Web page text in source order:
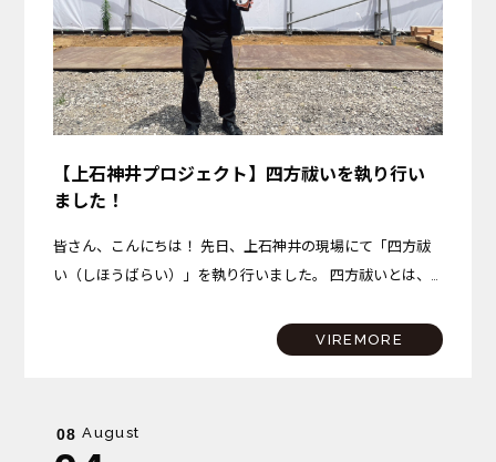
【上石神井プロジェクト】四方祓いを執り行い
ました！
皆さん、こんにちは！ 先日、上石神井の現場にて「四方祓
い（しほうばらい）」を執り行いました。 四方祓いとは、
工事の無事と安全、そしてこの場所で始まる新しい暮らしの
VIREMORE
08 August